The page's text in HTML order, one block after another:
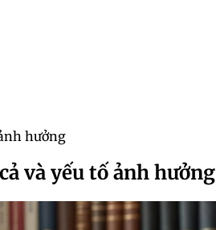
hưởng
và yếu tố ảnh hưởng